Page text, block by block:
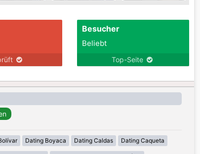
Besucher
Beliebt
Top-Seite
Dating Boyaca Dating Caldas Dating Caqueta